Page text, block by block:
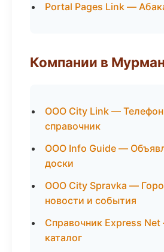
Portal Pages Link —
Компании в
ООО City Link —
справочник
ООО Info Guide —
доски
ООО City Spravka —
новости и события
Справочник Express
каталог